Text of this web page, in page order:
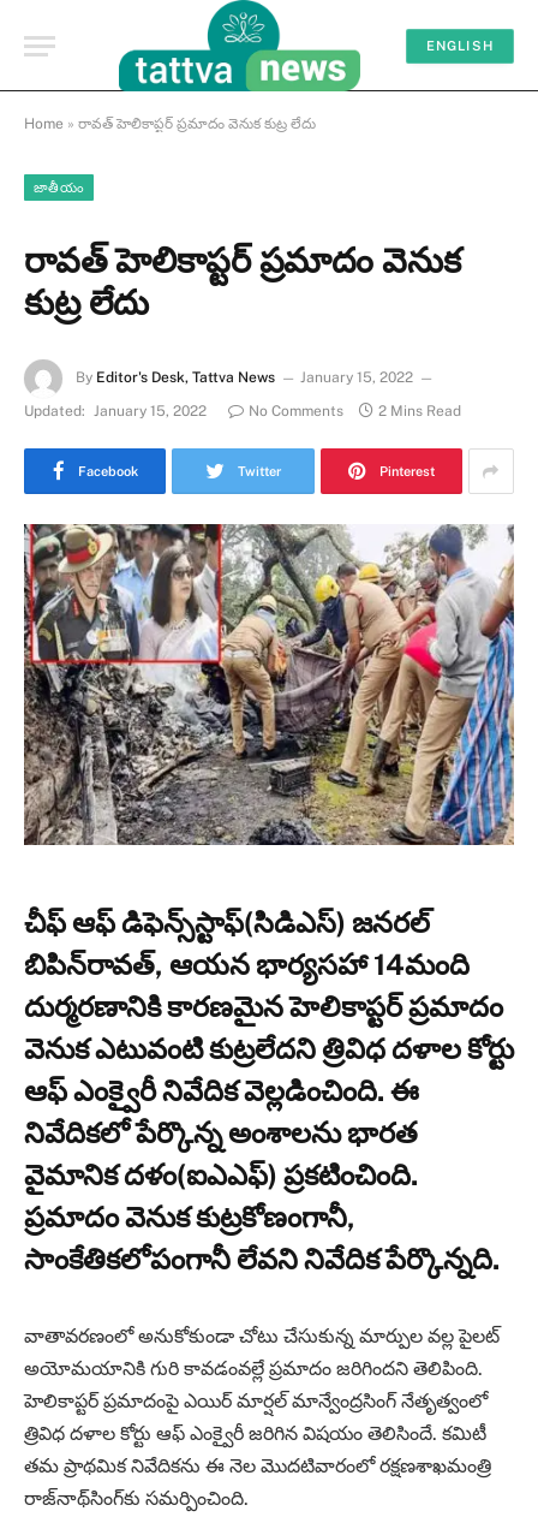
ENGLISH
Home » రావత్ హెలికాప్టర్ ప్రమాదం వెనుక కుట్ర లేదు
జాతీయం
రావత్ హెలికాప్టర్ ప్రమాదం వెనుక
కుట్ర లేదు
By Editor's Desk, Tattva News
January 15, 2022
Updated: January 15, 2022 No Comments 2 Mins Read
Facebook Twitter Pinterest
చీఫ్ ఆఫ్ డిఫెన్స్‌స్టాఫ్(సిడిఎస్) జనరల్
బిపిన్‌రావత్, ఆయన భార్యసహా 14మంది
దుర్మరణానికి కారణమైన హెలికాప్టర్ ప్రమాదం
వెనుక ఎటువంటి కుట్రలేదని త్రివిధ దళాల కోర్టు
ఆఫ్ ఎంక్వైరీ నివేదిక వెల్లడించింది. ఈ
నివేదికలో పేర్కొన్న అంశాలను భారత
వైమానిక దళం(ఐఎఎఫ్) ప్రకటించింది.
ప్రమాదం వెనుక కుట్రకోణంగానీ,
సాంకేతికలోపంగానీ లేవని నివేదిక పేర్కొన్నది.
వాతావరణంలో అనుకోకుండా చోటు చేసుకున్న మార్పుల వల్ల పైలట్
అయోమయానికి గురి కావడంవల్లే ప్రమాదం జరిగిందని తెలిపింది.
హెలికాప్టర్ ప్రమాదంపై ఎయిర్ మార్షల్ మాన్వేంద్రసింగ్ నేతృత్వంలో
త్రివిధ దళాల కోర్టు ఆఫ్ ఎంక్వైరీ జరిగిన విషయం తెలిసిందే. కమిటీ
తమ ప్రాథమిక నివేదికను ఈ నెల మొదటివారంలో రక్షణశాఖమంత్రి
రాజ్‌నాథ్‌సింగ్‌కు సమర్పించింది.